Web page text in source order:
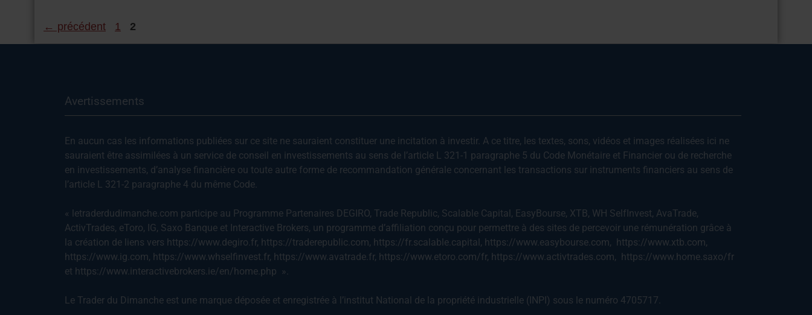
← précédent 1 2
Avertissements
En aucun cas les informations publiées sur ce site ne sauraient constituer une incitation à investir. A ce titre, les textes, sons, vidéos et images réalisées ici ne
sauraient être assimilées à un service de conseil en investissements au sens de l’article L 321-1 paragraphe 5 du Code Monétaire et Financier ou de recherche
en investissements, d’analyse financière ou toute autre forme de recommandation générale concernant les transactions sur instruments financiers au sens de
l’article L 321-2 paragraphe 4 du même Code.
« letraderdudimanche.com participe au Programme Partenaires DEGIRO, Trade Republic, Scalable Capital, EasyBourse, XTB, WH SelfInvest, AvaTrade,
ActivTrades, eToro, IG, Saxo Banque et Interactive Brokers, un programme d’affiliation conçu pour permettre à des sites de percevoir une rémunération grâce à
la création de liens vers https://www.degiro.fr, https://traderepublic.com, https://fr.scalable.capital, https://www.easybourse.com, https://www.xtb.com,
https://www.ig.com, https://www.whselfinvest.fr, https://www.avatrade.fr, https://www.etoro.com/fr, https://www.activtrades.com, https://www.home.saxo/fr
et https://www.interactivebrokers.ie/en/home.php ».
Le Trader du Dimanche est une marque déposée et enregistrée à l’institut National de la propriété industrielle (INPI) sous le numéro 4705717.